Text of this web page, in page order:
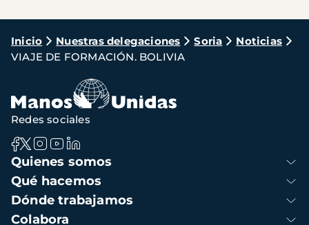
Ruta
de
navegación
Inicio Nuestras delegaciones Soria
Noticias
VIAJE DE FORMACIÓN. BOLIVIA
Navegación
principal
Quienes somos
Qué hacemos
Dónde trabajamos
Colabora
Redes sociales